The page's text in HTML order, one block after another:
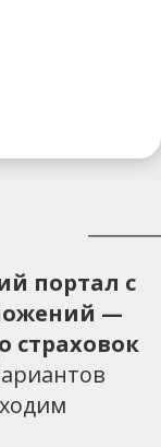
портал с
—
страховок